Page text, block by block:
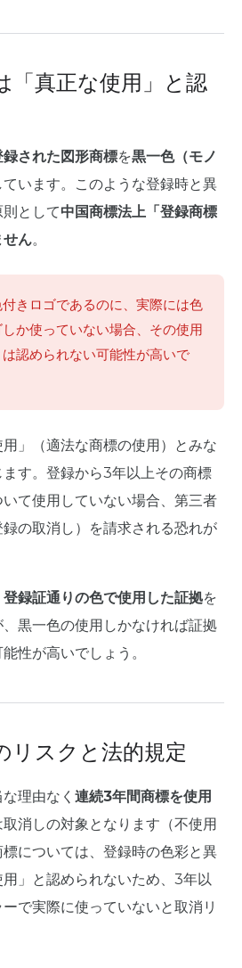
「真正な使用」と認
された図形商標を黒一色（モノ
います。このような登録時と異
として中国商標法上「登録商標
せん。
きロゴであるのに、実際には色
か使っていない場合、その使用
認められない可能性が高いで
」（適法な商標の使用）とみな
す。登録から3年以上その商標
て使用していない場合、第三者
の取消し）を請求される恐れが
登録証通りの色で使用した証拠を
黒一色の使用しかなければ証拠
性が高いでしょう。
リスクと法的規定
理由なく 連続3年間商標を使用
消しの対象となります（不使用
については、登録時の色彩と異
」と認められないため、3年以
で実際に使っていないと取消リ